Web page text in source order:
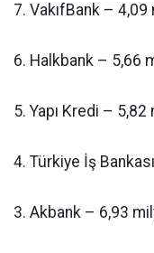
7. VakıfBank –
6. Halkbank – 5,66
5. Yapı Kredi –
4. Türkiye İş
3. Akbank – 6,93